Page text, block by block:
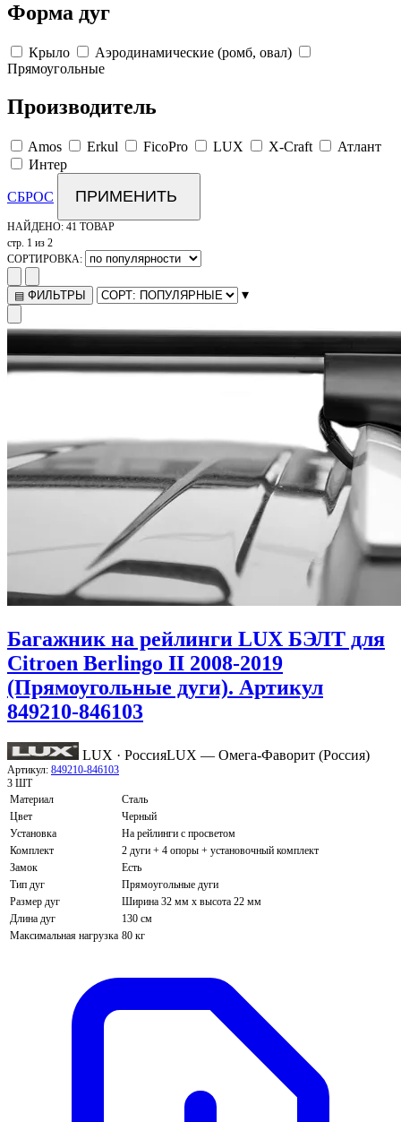
Форма дуг
Крыло
Аэродинамические (ромб, овал)
Прямоугольные
Производитель
Amos Erkul FicoPro LUX X-Craft
Атлант
Интер
СБРОС ПРИМЕНИТЬ
НАЙДЕНО: 41 ТОВАР
стр. 1 из 2
СОРТИРОВКА:
▤ ФИЛЬТРЫ ▾
Багажник на рейлинги LUX БЭЛТ для
Citroen Berlingo II 2008-2019
(Прямоугольные дуги). Артикул
849210-846103
LUX · РоссияLUX — Омега-Фаворит (Россия)
Артикул: 849210-846103
3 ШТ
Материал
Сталь
Цвет
Черный
Установка
На рейлинги с просветом
Комплект
2 дуги + 4 опоры + установочный комплект
Замок
Есть
Тип дуг
Прямоугольные дуги
Размер дуг
Ширина 32 мм х высота 22 мм
Длина дуг
130 см
Максимальная нагрузка 80 кг